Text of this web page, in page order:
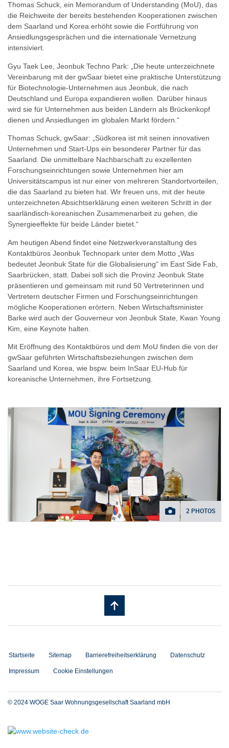
Thomas Schuck, ein Memorandum of Understanding (MoU), das
die Reichweite der bereits bestehenden Kooperationen zwischen
dem Saarland und Korea erhöht sowie die Fortführung von
Ansiedlungsgesprächen und die internationale Vernetzung
intensiviert.
Gyu Taek Lee, Jeonbuk Techno Park: „Die heute unterzeichnete
Vereinbarung mit der gwSaar bietet eine praktische Unterstützung
für Biotechnologie-Unternehmen aus Jeonbuk, die nach
Deutschland und Europa expandieren wollen. Darüber hinaus
wird sie für Unternehmen aus beiden Ländern als Brückenkopf
dienen und Ansiedlungen im globalen Markt fördern.“
Thomas Schuck, gwSaar: „Südkorea ist mit seinen innovativen
Unternehmen und Start-Ups ein besonderer Partner für das
Saarland. Die unmittelbare Nachbarschaft zu exzellenten
Forschungseinrichtungen sowie Unternehmen hier am
Universitätscampus ist nur einer von mehreren Standortvorteilen,
die das Saarland zu bieten hat. Wir freuen uns, mit der heute
unterzeichneten Absichtserklärung einen weiteren Schritt in der
saarländisch-koreanischen Zusammenarbeit zu gehen, die
Synergieeffekte für beide Länder bietet.“
Am heutigen Abend findet eine Netzwerkveranstaltung des
Kontaktbüros Jeonbuk Technopark unter dem Motto „Was
bedeutet Jeonbuk State für die Globalisierung“ im East Side Fab,
Saarbrücken, statt. Dabei soll sich die Provinz Jeonbuk State
präsentieren und gemeinsam mit rund 50 Vertreterinnen und
Vertretern deutscher Firmen und Forschungseinrichtungen
mögliche Kooperationen erörtern. Neben Wirtschaftsminister
Barke wird auch der Gouverneur von Jeonbuk State, Kwan Young
Kim, eine Keynote halten.
Mit Eröffnung des Kontaktbüros und dem MoU finden die von der
gwSaar geführten Wirtschaftsbeziehungen zwischen dem
Saarland und Korea, wie bspw. beim InSaar EU-Hub für
koreanische Unternehmen, ihre Fortsetzung.
2 PHOTOS
Startseite Sitemap Barrierefreiheitserklärung Datenschutz
Impressum Cookie Einstellungen
© 2024 WOGE Saar Wohnungsgesellschaft Saarland mbH